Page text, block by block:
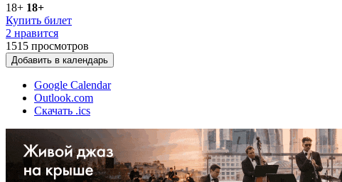
18+ 18+
Купить билет
2 нравится
1515 просмотров
Добавить в календарь
Google Calendar
Outlook.com
Скачать .ics